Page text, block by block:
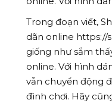
Trong đoạn viết,
dãn online https://
giống như sắm
online. Với hình
vẫn chuyển động
đình chơi. Hãy